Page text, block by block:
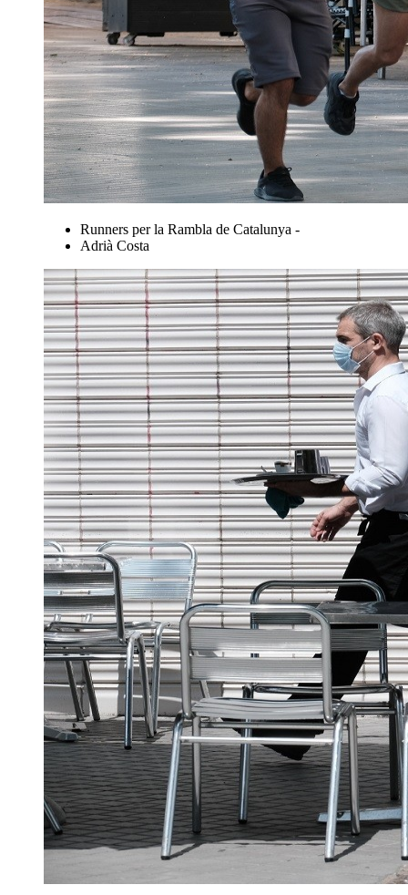
Runners per la Rambla de Catalunya -
Adrià Costa